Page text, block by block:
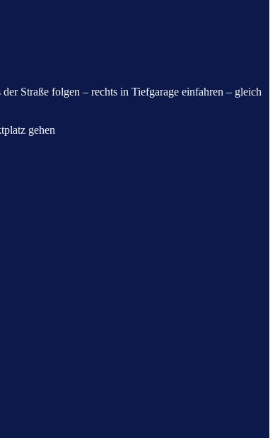
Straße folgen – rechts in Tiefgarage einfahren – gleich
gehen